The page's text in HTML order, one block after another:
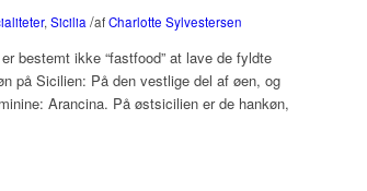
, Sicilia /afCharlotte Sylvestersen
bestemt ikke “fastfood” at lave de fyldte
på Sicilien: På den vestlige del af øen, og
Arancina. På østsicilien er de hankøn,